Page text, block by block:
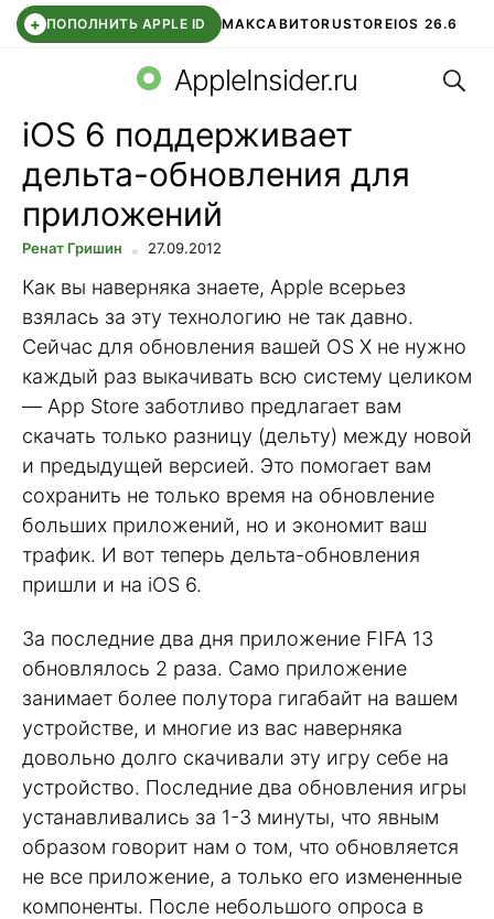
+ ПОПОЛНИТЬ APPLE ID МАКСАВИТОRUSTOREIOS 26.6
СБЕР КИДС ВТБ ОНЛАЙН ЧАТ В ROBLOX
AppleInsider.ru
iOS 6 поддерживает
дельта-обновления для
приложений
Ренат Гришин 27.09.2012
Как вы наверняка знаете, Apple всерьез
взялась за эту технологию не так давно.
Сейчас для обновления вашей OS X не нужно
каждый раз выкачивать всю систему целиком
— App Store заботливо предлагает вам
скачать только разницу (дельту) между новой
и предыдущей версией. Это помогает вам
сохранить не только время на обновление
больших приложений, но и экономит ваш
трафик. И вот теперь дельта-обновления
пришли и на iOS 6.
За последние два дня приложение FIFA 13
обновлялось 2 раза. Само приложение
занимает более полутора гигабайт на вашем
устройстве, и многие из вас наверняка
довольно долго скачивали эту игру себе на
устройство. Последние два обновления игры
устанавливались за 1-3 минуты, что явным
образом говорит нам о том, что обновляется
не все приложение, а только его измененные
компоненты. После небольшого опроса в